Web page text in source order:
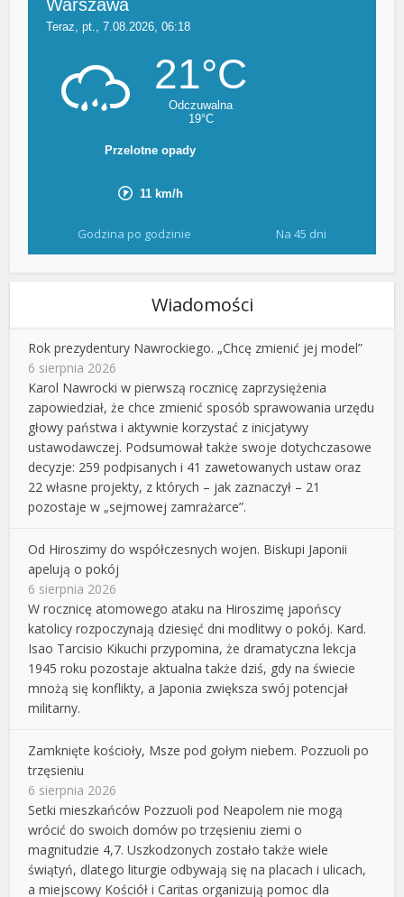
Godzina po godzinie Na 45 dni
Wiadomości
Rok prezydentury Nawrockiego. „Chcę zmienić jej model”
6 sierpnia 2026
Karol Nawrocki w pierwszą rocznicę zaprzysiężenia
zapowiedział, że chce zmienić sposób sprawowania urzędu
głowy państwa i aktywnie korzystać z inicjatywy
ustawodawczej. Podsumował także swoje dotychczasowe
decyzje: 259 podpisanych i 41 zawetowanych ustaw oraz
22 własne projekty, z których – jak zaznaczył – 21
pozostaje w „sejmowej zamrażarce”.
Od Hiroszimy do współczesnych wojen. Biskupi Japonii
apelują o pokój
6 sierpnia 2026
W rocznicę atomowego ataku na Hiroszimę japońscy
katolicy rozpoczynają dziesięć dni modlitwy o pokój. Kard.
Isao Tarcisio Kikuchi przypomina, że dramatyczna lekcja
1945 roku pozostaje aktualna także dziś, gdy na świecie
mnożą się konflikty, a Japonia zwiększa swój potencjał
militarny.
Zamknięte kościoły, Msze pod gołym niebem. Pozzuoli po
trzęsieniu
6 sierpnia 2026
Setki mieszkańców Pozzuoli pod Neapolem nie mogą
wrócić do swoich domów po trzęsieniu ziemi o
magnitudzie 4,7. Uszkodzonych zostało także wiele
świątyń, dlatego liturgie odbywają się na placach i ulicach,
a miejscowy Kościół i Caritas organizują pomoc dla